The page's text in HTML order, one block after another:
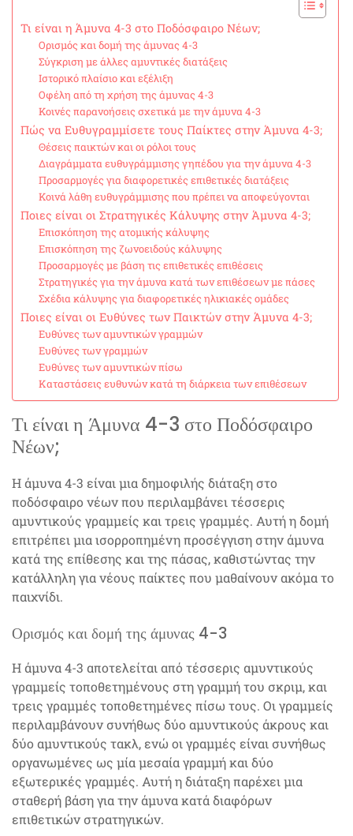
Τι είναι η Άμυνα 4-3 στο Ποδόσφαιρο Νέων;
Ορισμός και δομή της άμυνας 4-3
Σύγκριση με άλλες αμυντικές διατάξεις
Ιστορικό πλαίσιο και εξέλιξη
Οφέλη από τη χρήση της άμυνας 4-3
Κοινές παρανοήσεις σχετικά με την άμυνα 4-3
Πώς να Ευθυγραμμίσετε τους Παίκτες στην Άμυνα 4-3;
Θέσεις παικτών και οι ρόλοι τους
Διαγράμματα ευθυγράμμισης γηπέδου για την άμυνα 4-3
Προσαρμογές για διαφορετικές επιθετικές διατάξεις
Κοινά λάθη ευθυγράμμισης που πρέπει να αποφεύγονται
Ποιες είναι οι Στρατηγικές Κάλυψης στην Άμυνα 4-3;
Επισκόπηση της ατομικής κάλυψης
Επισκόπηση της ζωνοειδούς κάλυψης
Προσαρμογές με βάση τις επιθετικές επιθέσεις
Στρατηγικές για την άμυνα κατά των επιθέσεων με πάσες
Σχέδια κάλυψης για διαφορετικές ηλικιακές ομάδες
Ποιες είναι οι Ευθύνες των Παικτών στην Άμυνα 4-3;
Ευθύνες των αμυντικών γραμμών
Ευθύνες των γραμμών
Ευθύνες των αμυντικών πίσω
Καταστάσεις ευθυνών κατά τη διάρκεια των επιθέσεων
Τι είναι η Άμυνα 4-3 στο Ποδόσφαιρο
Νέων;
Η άμυνα 4-3 είναι μια δημοφιλής διάταξη στο
ποδόσφαιρο νέων που περιλαμβάνει τέσσερις
αμυντικούς γραμμείς και τρεις γραμμές. Αυτή η δομή
επιτρέπει μια ισορροπημένη προσέγγιση στην άμυνα
κατά της επίθεσης και της πάσας, καθιστώντας την
κατάλληλη για νέους παίκτες που μαθαίνουν ακόμα το
παιχνίδι.
Ορισμός και δομή της άμυνας 4-3
Η άμυνα 4-3 αποτελείται από τέσσερις αμυντικούς
γραμμείς τοποθετημένους στη γραμμή του σκριμ, και
τρεις γραμμές τοποθετημένες πίσω τους. Οι γραμμείς
περιλαμβάνουν συνήθως δύο αμυντικούς άκρους και
δύο αμυντικούς τακλ, ενώ οι γραμμές είναι συνήθως
οργανωμένες ως μία μεσαία γραμμή και δύο
εξωτερικές γραμμές. Αυτή η διάταξη παρέχει μια
σταθερή βάση για την άμυνα κατά διαφόρων
επιθετικών στρατηγικών.